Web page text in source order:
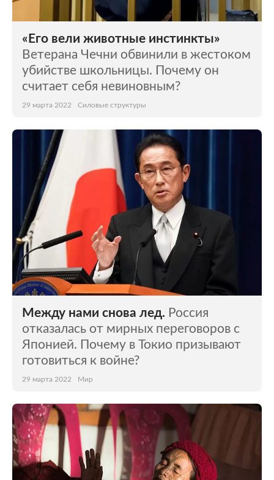
Из жизни Среда обитания
Забота о себе
«Его вели животные инстинкты»
Ветерана Чечни обвинили в жестоком
убийстве школьницы. Почему он
считает себя невиновным?
29 марта 2022 Силовые структуры
Между нами снова лед. Россия
отказалась от мирных переговоров с
Японией. Почему в Токио призывают
готовиться к войне?
29 марта 2022 Мир